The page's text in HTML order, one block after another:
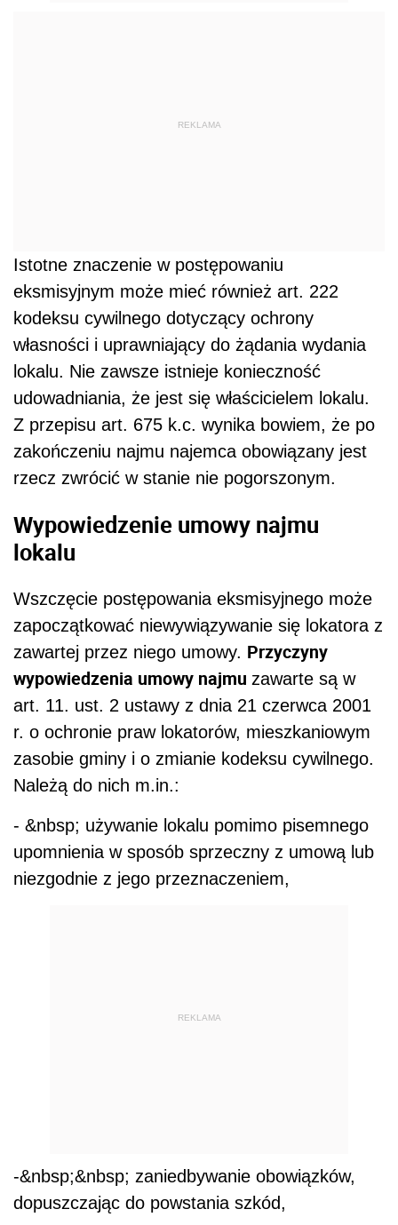
REKLAMA
Istotne znaczenie w postępowaniu
eksmisyjnym może mieć również art. 222
kodeksu cywilnego dotyczący ochrony
własności i uprawniający do żądania wydania
lokalu. Nie zawsze istnieje konieczność
udowadniania, że jest się właścicielem lokalu.
Z przepisu art. 675 k.c. wynika bowiem, że po
zakończeniu najmu najemca obowiązany jest
rzecz zwrócić w stanie nie pogorszonym.
Wypowiedzenie umowy najmu
lokalu
Wszczęcie postępowania eksmisyjnego może
zapoczątkować niewywiązywanie się lokatora z
zawartej przez niego umowy. Przyczyny
wypowiedzenia umowy najmu zawarte są w
art. 11. ust. 2 ustawy z dnia 21 czerwca 2001
r. o ochronie praw lokatorów, mieszkaniowym
zasobie gminy i o zmianie kodeksu cywilnego.
Należą do nich m.in.:
- &nbsp; używanie lokalu pomimo pisemnego
upomnienia w sposób sprzeczny z umową lub
niezgodnie z jego przeznaczeniem,
REKLAMA
-&nbsp;&nbsp; zaniedbywanie obowiązków,
dopuszczając do powstania szkód,